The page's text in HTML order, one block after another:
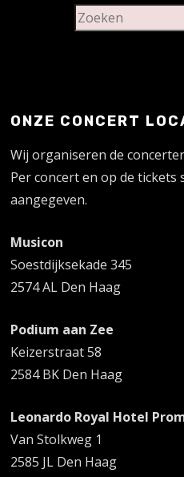
ONZE CONCERT
Wij organiseren de
Per concert en op de tickets
aangegeven.
Musicon
Soestdijksekade 345
2574 AL Den Haag
Podium aan Zee
Keizerstraat 58
2584 BK Den Haag
Leonardo Royal Hotel
Van Stolkweg 1
2585 JL Den Haag